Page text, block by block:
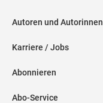
Autoren und Autorinnen
Karriere / Jobs
Abonnieren
Abo-Service